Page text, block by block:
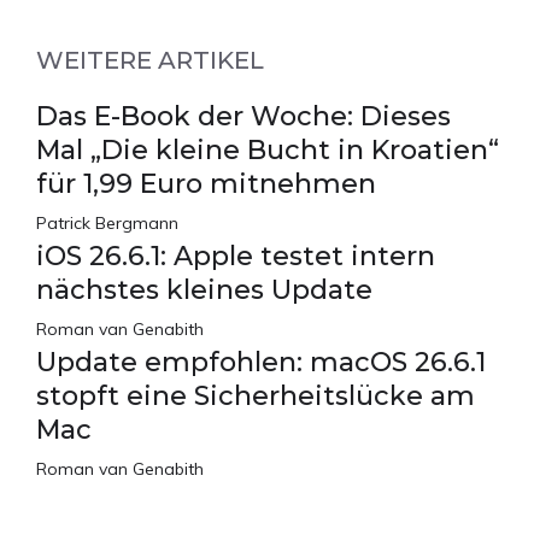
WEITERE ARTIKEL
Das E-Book der Woche: Dieses
Mal „Die kleine Bucht in Kroatien“
für 1,99 Euro mitnehmen
Patrick Bergmann
iOS 26.6.1: Apple testet intern
nächstes kleines Update
Roman van Genabith
Update empfohlen: macOS 26.6.1
stopft eine Sicherheitslücke am
Mac
Roman van Genabith